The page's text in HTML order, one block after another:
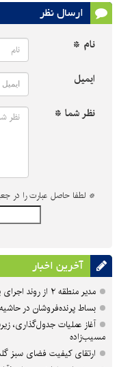
ارسال نظر
نام *
ایمیل
نظر شما *
* لطفا حاصل عبارت را در
آخرین اخبار
مدیر منطقه ۲ از روند اجرای پروژه زیرگذر شیخ‌آباد بازدید کرد
بساط پرنده‌فروشان در
آغاز عملیات جدول‌گذاری،
مسیب‌زاده
ارتقای کیفیت فضای سبز